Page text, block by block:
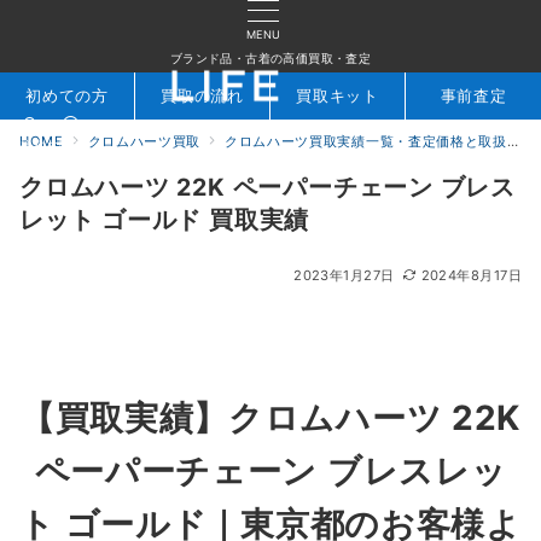
MENU
ブランド品・古着の高価買取・査定
検索 お問合せ
初めての方 買取の流れ 買取キット 事前査定
HOME クロムハーツ買取 クロムハーツ買取実績一覧・査定価格と取扱アイテムを公開｜ブランド買取専門店LIFE
クロムハーツ 22K ペーパーチェーン ブレス
レット ゴールド 買取実績
2023年1月27日 2024年8月17日
【買取実績】クロムハーツ 22K
ペーパーチェーン ブレスレッ
ト ゴールド｜東京都のお客様よ